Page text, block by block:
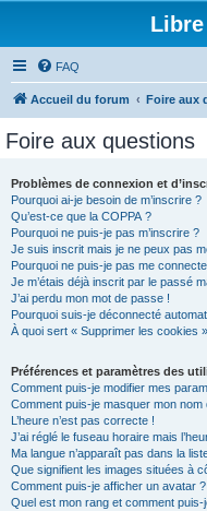
FAQ
Accueil du forum Foire aux
Foire aux questions
Problèmes de connexion et
Pourquoi ai-je besoin de m’inscrire ?
Qu’est-ce que la COPPA ?
Pourquoi ne puis-je pas m’inscrire ?
Je suis inscrit mais je ne peux pas
Pourquoi ne puis-je pas me
Je m’étais déjà inscrit par le passé
J’ai perdu mon mot de passe !
Pourquoi suis-je déconnecté
À quoi sert « Supprimer les cookies
Préférences et paramètres des
Comment puis-je modifier mes
Comment puis-je masquer mon nom
L’heure n’est pas correcte !
J’ai réglé le fuseau horaire mais
Ma langue n’apparaît pas dans la
Que signifient les images situées à
Comment puis-je afficher un avatar ?
Quel est mon rang et comment puis-